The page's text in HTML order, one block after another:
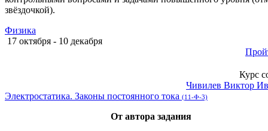
звёздочкой).
Физика
17 октября - 10 декабря
Курс
Чивилев Виктор
Электростатика. Законы постоянного тока (11-Ф-3)
От автора задания